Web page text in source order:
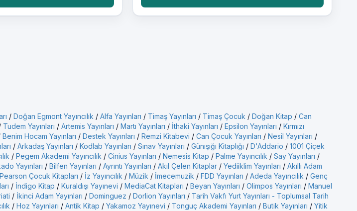
/ Doğan Egmont Yayıncılık / Alfa Yayınları / Timaş Yayınları / Timaş Çocuk / Doğan Kitap / Can
Tudem Yayınları / Artemis Yayınları / Martı Yayınları / İthaki Yayınları / Epsilon Yayınları / Kırmızı
Benim Hocam Yayınları / Destek Yayınları / Remzi Kitabevi / Can Çocuk Yayınları / Nesil Yayınları /
/ Arkadaş Yayınları / Kodlab Yayınları / Sınav Yayınları / Günışığı Kitaplığı / D'Addario / 1001 Çiçek
/ Pegem Akademi Yayıncılık / Cinius Yayınları / Nemesis Kitap / Palme Yayıncılık / Say Yayınları /
Yayınları / Bilfen Yayınları / Ayrıntı Yayınları / Akıl Çelen Kitaplar / Yediiklim Yayınları / Akıllı Adam
Pearson Çocuk Kitapları / İz Yayıncılık / Müzik / İmecemuzik / FDD Yayınları / Adeda Yayıncılık / Genç
/ İndigo Kitap / Kuraldışı Yayınevi / MediaCat Kitapları / Beyan Yayınları / Olimpos Yayınları / Manuel
/ İkinci Adam Yayınları / Dominguez / Dorlion Yayınları / Tarih Vakfı Yurt Yayınları - Toplumsal Tarih
/ Hoz Yayınları / Antik Kitap / Yakamoz Yayınevi / Tonguç Akademi Yayınları / Butik Yayınları / Yitik